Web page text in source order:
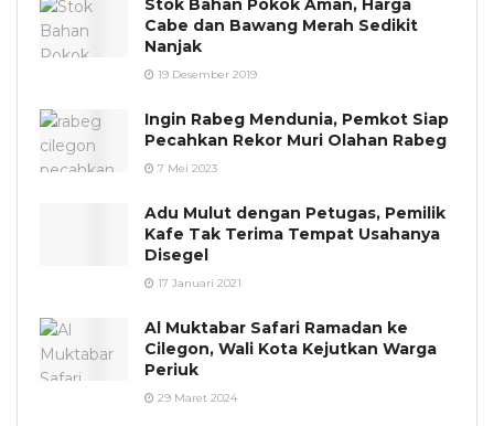
Stok Bahan Pokok Aman, Harga
Cabe dan Bawang Merah Sedikit
Nanjak
19 Desember 2019
Ingin Rabeg Mendunia, Pemkot Siap
Pecahkan Rekor Muri Olahan Rabeg
7 Mei 2023
Adu Mulut dengan Petugas, Pemilik
Kafe Tak Terima Tempat Usahanya
Disegel
17 Januari 2021
Al Muktabar Safari Ramadan ke
Cilegon, Wali Kota Kejutkan Warga
Periuk
29 Maret 2024